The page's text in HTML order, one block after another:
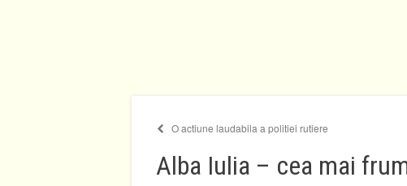
O actiune laudabila a politiei rutiere
Alba Iulia – cea mai